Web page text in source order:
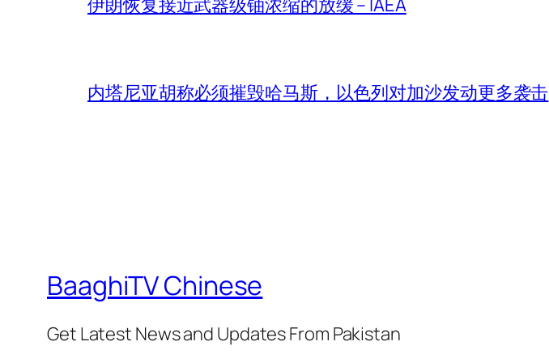
内塔尼亚胡称必须摧毁哈马斯，以色列对加沙发动更多袭击
BaaghiTV Chinese
Get Latest News and Updates From Pakistan